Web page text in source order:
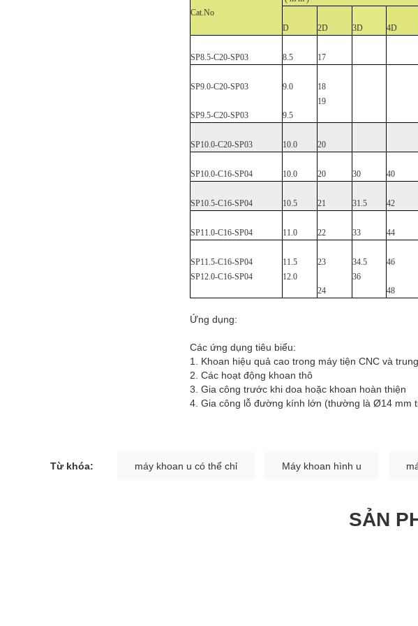
Cat.No
D
2D 3D 4D
SP8.5-C20-SP03 8.5 17
SP9.0-C20-SP03
SP9.5-C20-SP03
9.0
9.5
18
19
SP10.0-C20-SP03 10.0 20
SP10.0-C16-SP04 10.0 20 30 40
SP10.5-C16-SP04 10.5 21 31.5 42
SP11.0-C16-SP04 11.0 22 33 44
SP11.5-C16-SP04
SP12.0-C16-SP04
11.5
12.0
23
24
34.5
36
46
48
Ứng dụng:
Các ứng dụng tiêu biểu:
1. Khoan hiệu quả cao trong máy tiện CNC và
2. Các hoạt động khoan thô
3. Gia công trước khi doa hoặc khoan hoàn thiện
4. Gia công lỗ đường kính lớn (thường là Ø14 mm
Từ khóa: máy khoan u có thể chỉ Máy khoan hình u
SẢN